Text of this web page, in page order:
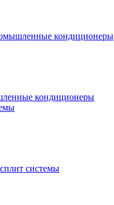
кондиционеры
кондиционеры
системы